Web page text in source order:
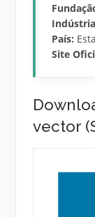
País:
Site
vector